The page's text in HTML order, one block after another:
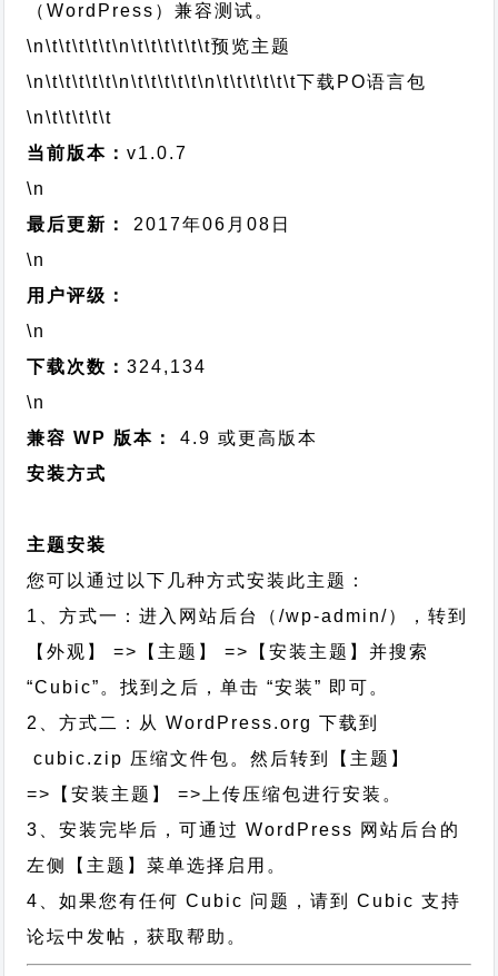
（WordPress）兼容测试。
\n\t\t\t\t\t\n\t\t\t\t\t\t预览主题
\n\t\t\t\t\t\n\t\t\t\t\t\n\t\t\t\t\t\t下载PO语言包
\n\t\t\t\t\t
当前版本：v1.0.7
\n
最后更新：
2017年06月08日
\n
用户评级：
\n
下载次数：324,134
\n
兼容 WP 版本：
4.9 或更高版本
安装方式
主题安装
您可以通过以下几种方式安装此主题：
1、方式一：进入网站后台（/wp-admin/），转到
【外观】 =>【主题】 =>【安装主题】并搜索
“Cubic”。找到之后，单击 “安装” 即可。
2、方式二：从 WordPress.org 下载到
cubic.zip 压缩文件包。然后转到【主题】
=>【安装主题】 =>上传压缩包进行安装。
3、安装完毕后，可通过 WordPress 网站后台的
左侧【主题】菜单选择启用。
4、如果您有任何 Cubic 问题，请到 Cubic 支持
论坛中发帖，获取帮助。